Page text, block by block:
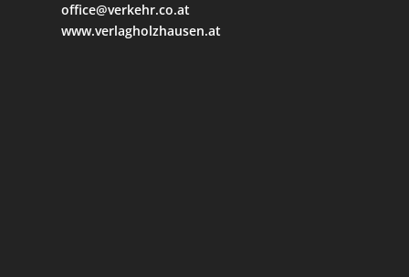
office@verkehr.co.at
www.verlagholzhausen.at